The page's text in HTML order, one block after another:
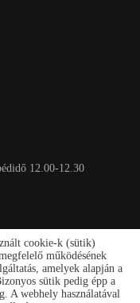
12.00-12.30
cookie-k (sütik)
működésének
amelyek alapján a
sütik pedig épp a
A webhely használatával